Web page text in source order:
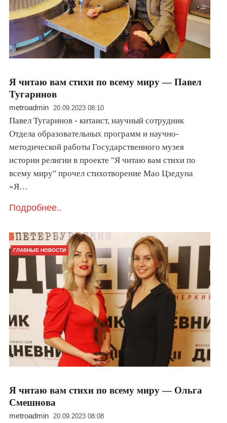
Я читаю вам стихи по всему миру — Павел
Тугаринов
metroadmin 20.09.2023 08:10
Павел Тугаринов - китаист, научный сотрудник
Отдела образовательных программ и научно-
методической работы Государственного музея
истории религии в проекте "Я читаю вам стихи по
всему миру" прочел стихотворение Мао Цзедуна
«Я…
Подробнее..
ГЛАВНЫЕ НОВОСТИ
Я читаю вам стихи по всему миру — Ольга
Смешнова
metroadmin 20.09.2023 08:08